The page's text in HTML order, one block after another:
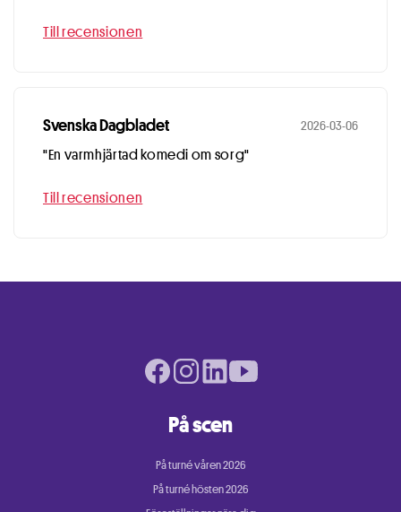
Till recensionen
Svenska Dagbladet 2026-03-06
"En varmhjärtad komedi om sorg"
Till recensionen
På scen
På turné våren 2026
På turné hösten 2026
Facebook page
Instagram page
LinkedIn pageYoutube page